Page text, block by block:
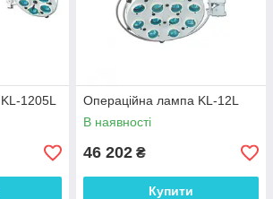
1205L
Операційна лампа KL-12L
В наявності
46 202 ₴
Купити